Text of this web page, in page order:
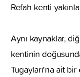
Refah kenti
Aynı kaynaklar,
kentinin
Tugayları'na ait